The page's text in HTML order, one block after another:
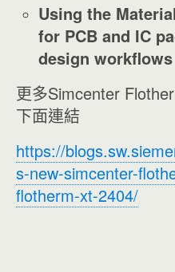
Using the
for PCB and IC
design workflows
更多Simcenter
下面連結
https://
s-new-simcenter-
flotherm-xt-2404/